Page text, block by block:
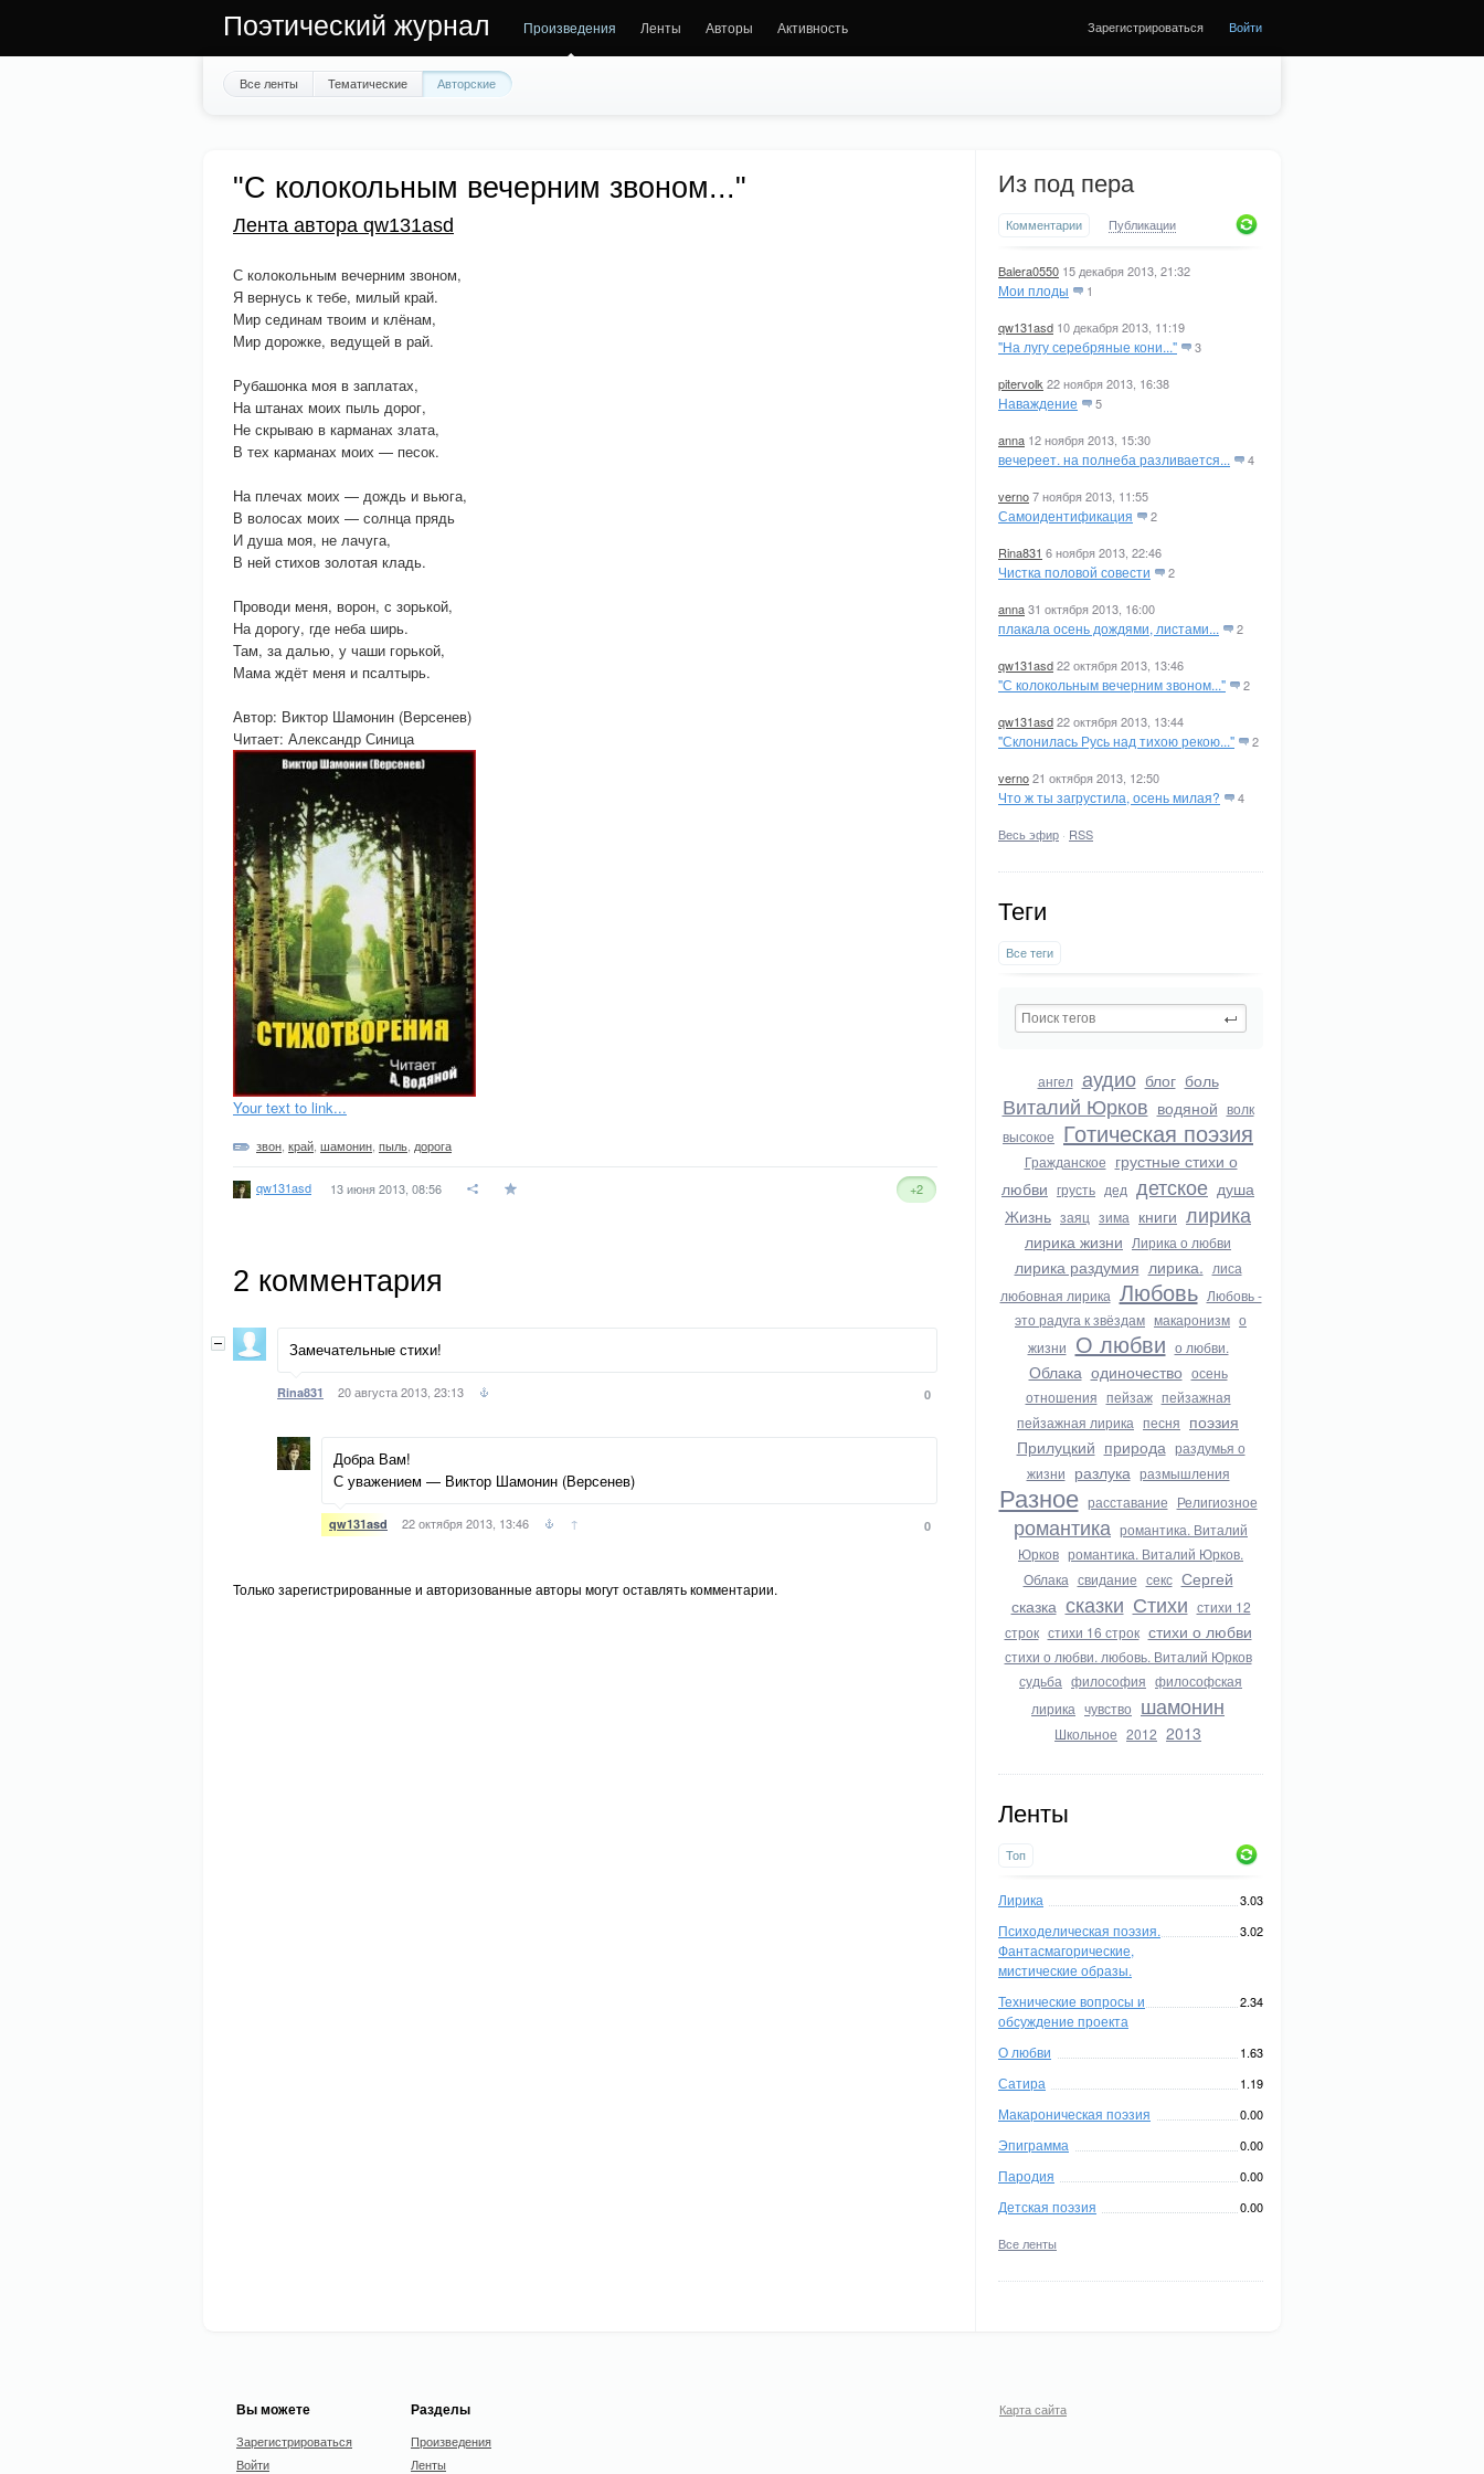
Поэтический журнал Произведения Ленты Авторы Активность Зарегистрироваться Войти
Все ленты Тематические Авторские
Из под пера
Комментарии Публикации
Balera0550 15 декабря 2013, 21:32
Мои плоды 1
qw131asd 10 декабря 2013, 11:19
"На лугу серебряные кони..." 3
pitervolk 22 ноября 2013, 16:38
Наваждение 5
anna 12 ноября 2013, 15:30
вечереет. на полнеба разливается... 4
verno7 ноября 2013, 11:55
Самоидентификация 2
Rina831 6 ноября 2013, 22:46
Чистка половой совести 2
anna31 октября 2013, 16:00
плакала осень дождями, листами... 2
qw131asd22 октября 2013, 13:46
"С колокольным вечерним звоном..." 2
qw131asd22 октября 2013, 13:44
"Склонилась Русь над тихою рекою..." 2
verno21 октября 2013, 12:50
Что ж ты загрустила, осень милая? 4
Весь эфир · RSS
Теги
Все теги
ангел аудио блог боль
Виталий Юрков водяной волк
высокое Готическая поэзия
Гражданское грустные стихи о
любви грусть дед детское душа
Жизнь заяц зима книги лирика
лирика жизни Лирика о любви
лирика раздумия лирика. лиса
любовная лирика Любовь Любовь -
это радуга к звёздам макаронизм о
жизни О любви о любви.
Облака одиночество осень
отношения пейзаж пейзажная
пейзажная лирика песня поэзия
Прилуцкий природа раздумья о
жизни разлука размышления
Разное расставание Религиозное
романтика романтика. Виталий
Юрков романтика. Виталий Юрков.
Облака свидание секс Сергей
сказка сказки Стихи стихи 12
строк стихи 16 строк стихи о любви
стихи о любви. любовь. Виталий Юрков
судьба философия философская
лирика чувство шамонин
Школьное 2012 2013
Ленты
Топ
Лирика 3.03
Психоделическая поэзия.
Фантасмагорические,
мистические образы.
3.02
Технические вопросы и
обсуждение проекта
2.34
О любви 1.63
Сатира 1.19
Макароническая поэзия 0.00
Эпиграмма 0.00
Пародия 0.00
Детская поэзия 0.00
Все ленты
"С колокольным вечерним звоном..."
Лента автора qw131asd
С колокольным вечерним звоном,
Я вернусь к тебе, милый край.
Мир сединам твоим и клёнам,
Мир дорожке, ведущей в рай.
Рубашонка моя в заплатах,
На штанах моих пыль дорог,
Не скрываю в карманах злата,
В тех карманах моих — песок.
На плечах моих — дождь и вьюга,
В волосах моих — солнца прядь
И душа моя, не лачуга,
В ней стихов золотая кладь.
Проводи меня, ворон, с зорькой,
На дорогу, где неба ширь.
Там, за далью, у чаши горькой,
Мама ждёт меня и псалтырь.
Автор: Виктор Шамонин (Версенев)
Читает: Александр Синица
Your text to link...
звон край шамонин пыль дорога
qw131asd 13 июня 2013, 08:56 +2
2 комментария
Замечательные стихи!
Rina831 20 августа 2013, 23:13 0
Добра Вам!
С уважением — Виктор Шамонин (Версенев)
qw131asd 22 октября 2013, 13:46 0
↑
Только зарегистрированные и авторизованные авторы могут оставлять комментарии.
Вы можете
Зарегистрироваться
Войти
Разделы
Произведения
Ленты
Карта сайта